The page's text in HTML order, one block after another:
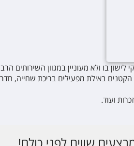
בו ולא מעוניין במגוון השירותים
ועוד.
שווים לפני כולם!